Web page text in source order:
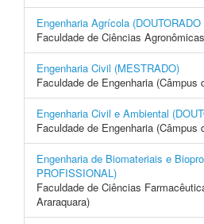
Engenharia Agrícola
Faculdade de Ciências
Engenharia Civil (MESTRADO)
Faculdade de Engenharia (Câmpus
Engenharia Civil e Ambiental
Faculdade de Engenharia (Câmpus
Engenharia de Biomateriais e
PROFISSIONAL)
Faculdade de Ciências
Araraquara)